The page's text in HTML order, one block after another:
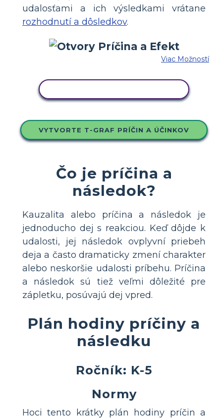
udalosťami a ich výsledkami vrátane
rozhodnutí a dôsledkov.
Viac Možností
VYTVORTE T-GRAF PRÍČIN A ÚČINKOV
Čo je príčina a
následok?
Kauzalita alebo príčina a následok je
jednoducho dej s reakciou. Keď dôjde k
udalosti, jej následok ovplyvní priebeh
deja a často dramaticky zmení charakter
alebo neskoršie udalosti príbehu. Príčina
a následok sú tiež veľmi dôležité pre
zápletku, posúvajú dej vpred.
Plán hodiny príčiny a
následku
Ročník: K-5
Normy
Hoci tento krátky plán hodiny príčin a